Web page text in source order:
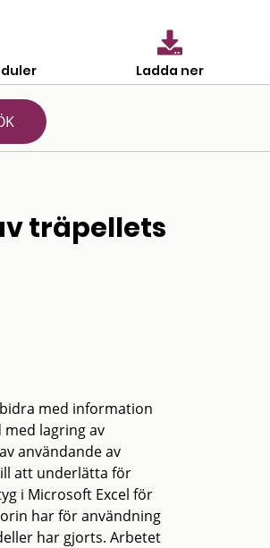
Ladda ner
träpellets
med information
lagring av
användande av
att underlätta för
i Microsoft Excel för
har för användning
har gjorts. Arbetet